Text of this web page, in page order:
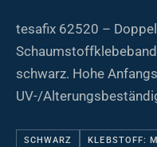
tesafix 62520 –
schwarz. Hohe
UV-/
SCHWARZ KLEBSTOFF: